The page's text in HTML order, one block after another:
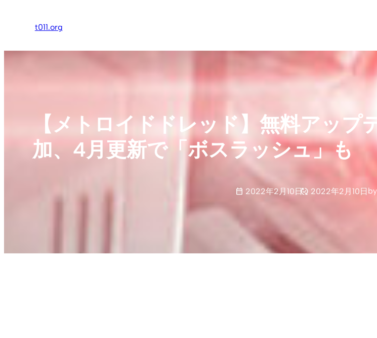
ス
t011.org
【メトロイドドレッド】無料アッ
加、4月更新で「ボスラッシュ」も
2022年2月10日 2022年2月10日